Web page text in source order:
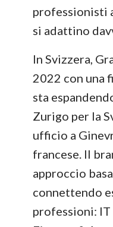
professionisti
si adattino
In Svizzera,
2022 con una
sta
Zurigo per la
ufficio a
francese. Il
approccio
connettendo
professioni: IT